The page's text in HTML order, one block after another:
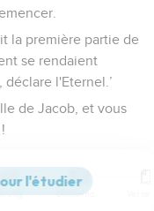
la première partie de
se rendaient
l'Eternel.’
de Jacob, et vous
moi et suivre des
eux-mêmes toute